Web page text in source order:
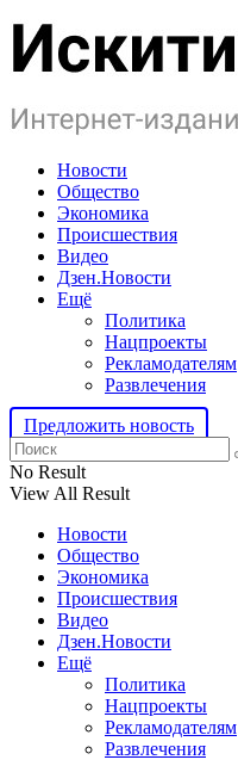
Новости
Общество
Экономика
Происшествия
Видео
Дзен.Новости
Ещё
Политика
Нацпроекты
Рекламодателям
Развлечения
Предложить новость
No Result
View All Result
Новости
Общество
Экономика
Происшествия
Видео
Дзен.Новости
Ещё
Политика
Нацпроекты
Рекламодателям
Развлечения